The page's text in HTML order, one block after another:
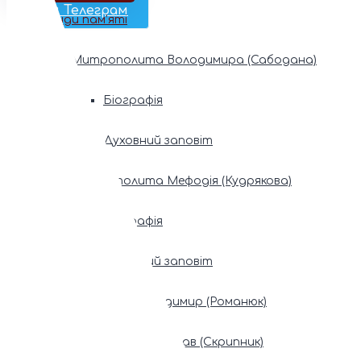
Наш Телеграм
Фонди пам’яті
Митрополита Володимира (Сабодана)
Біографія
Духовний заповіт
Митрополита Мефодія (Кудрякова)
Біографія
Духовний заповіт
Патріарх Володимир (Романюк)
Патріарх Мстислав (Скрипник)